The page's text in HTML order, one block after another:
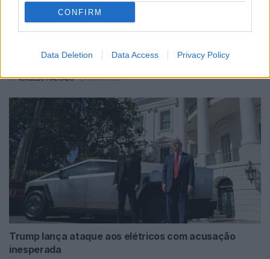
CONFIRM
Data Deletion Data Access Privacy Policy
Torcal redefine luxo sensorial no primeiro SUV
BYVIRGILIO MACHADO 08/08/2026
Trump lança ataque aos elétricos com acusação
inesperada